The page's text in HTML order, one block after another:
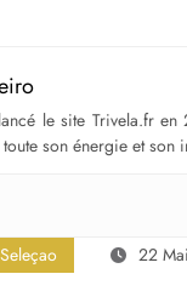
le site Trivela.fr
toute son énergie et
Seleçao 22